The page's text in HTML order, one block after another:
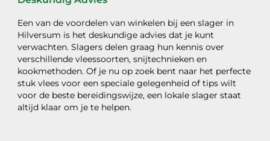
Een van de voordelen van winkelen bij een slager in
Hilversum is het deskundige advies dat je kunt
verwachten. Slagers delen graag hun kennis over
verschillende vleessoorten, snijtechnieken en
kookmethoden. Of je nu op zoek bent naar het perfecte
stuk vlees voor een speciale gelegenheid of tips wilt
voor de beste bereidingswijze, een lokale slager staat
altijd klaar om je te helpen.